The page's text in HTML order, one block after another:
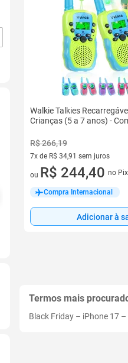
Walkie Talkies
Crianças (5 a 7 anos) -
R$ 266,19
7x de R$ 34,91 sem juros
7 vez de R$ 34,91 sem juros
ou R$ 244,40 no Pix
Compra Internacional
Adicionar à
Termos mais
Black Friday – iPhone 17 –